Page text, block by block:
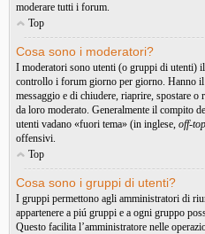
moderare tutti i forum.
Top
Cosa sono i moderatori?
I moderatori sono utenti (o gruppi di utenti)
controllo i forum giorno per giorno. Hanno
messaggio e di chiudere, riaprire, spostare
da loro moderato. Generalmente il compito
utenti vadano «fuori tema» (in inglese, off-
offensivi.
Top
Cosa sono i gruppi di utenti?
I gruppi permettono agli amministratori di
appartenere a piú gruppi e a ogni gruppo
Questo facilita l’amministratore nelle